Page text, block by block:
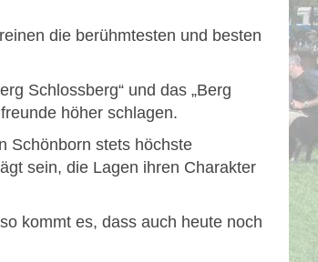
die berühmtesten und besten
Schlossberg“ und das „Berg
höher schlagen.
Schönborn stets höchste
sein, die Lagen ihren Charakter
kommt es, dass auch heute noch